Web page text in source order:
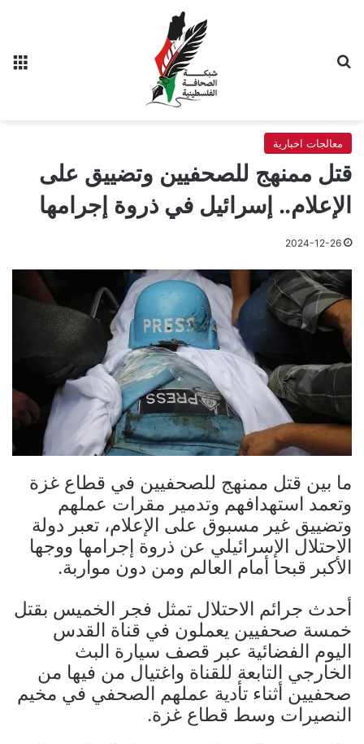
معالجات اخبارية
قتل ممنهج للصحفيين وتضييق على
الإعلام.. إسرائيل في ذروة إجرامها
2024-12-26
ما بين قتل ممنهج للصحفيين في قطاع غزة
وتعمد استهدافهم وتدمير مقرات عملهم
وتضييق غير مسبوق على الإعلام، تعبر دولة
الاحتلال الإسرائيلي عن ذروة إجرامها ووجها
الأكبر قبحا أمام العالم ومن دون مواربة.
أحدث جرائم الاحتلال تمثل فجر الخميس بقتل
خمسة صحفيين يعملون في قناة القدس
اليوم الفضائية عبر قصف سيارة البث
الخارجي التابعة للقناة واغتيال من فيها من
صحفيين أثناء تأدية عملهم الصحفي في مخيم
النصيرات وسط قطاع غزة.